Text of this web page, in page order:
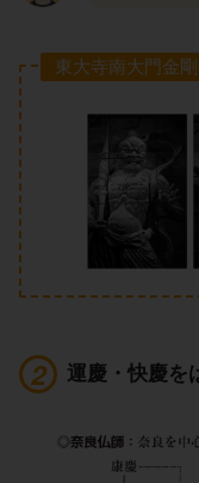
東大寺南大門金
運慶・快慶を